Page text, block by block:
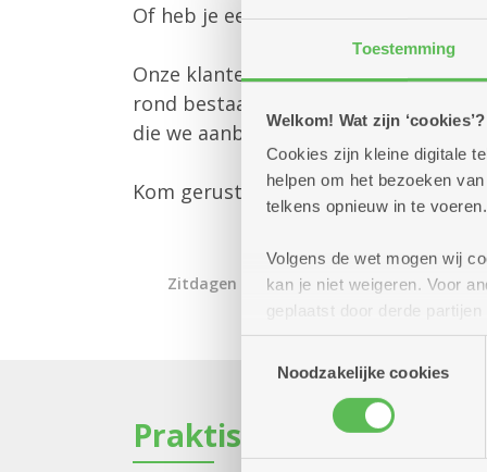
Toestemming
Welkom! Wat zijn ‘cookies’?
Cookies zijn kleine digitale
helpen om het bezoeken
telkens opnieuw in te
Volgens de wet mogen wij
kan je niet weigeren. Voor
geplaatst door derde
(geanonimiseerd) gebruik
combineren met andere
Noodzakelijke cookies
Of heb je een andere vraag?
Onze klantenbegeleider is er om jou
rond bestaande diensten en om je
die we aanbieden.
Kom gerust langs – we helpen je
Zitdagen klantendienst
Praktisch